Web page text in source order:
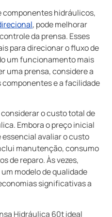
componentes hidráulicos,
, pode melhorar
da prensa. Esses
para direcionar o fluxo de
um funcionamento mais
uma prensa, considere a
e a facilidade
o custo total de
Embora o preço inicial
avaliar o custo
manutenção, consumo
de reparo. Às vezes,
modelo de qualidade
significativas a
Hidráulica 60t ideal